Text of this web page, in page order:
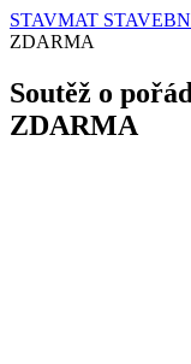
STAVMAT
ZDARMA
Soutěž o
ZDARMA